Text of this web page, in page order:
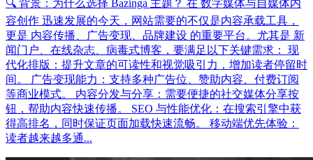
🔍 背景：为什么选择 Bazinga 主题？ 在 数字媒体与自媒体内
容创作 迅速发展的今天，网站需要的不仅是内容承载工具，
更是 内容传播、广告变现、品牌建设 的重要平台。尤其是 新
闻门户、在线杂志、病毒式博客，要满足以下关键需求： 现
代化排版：提升文章的可读性和视觉吸引力，增加读者停留时
间。 广告变现能力：支持多种广告位、赞助内容、付费订阅
等商业模式。 内容分发与分享：需要便捷的社交媒体分享按
钮，帮助内容快速传播。 SEO 与性能优化：在搜索引擎中获
得高排名，同时保证页面加载快速流畅。 移动端优先体验：
读者越来越多通...